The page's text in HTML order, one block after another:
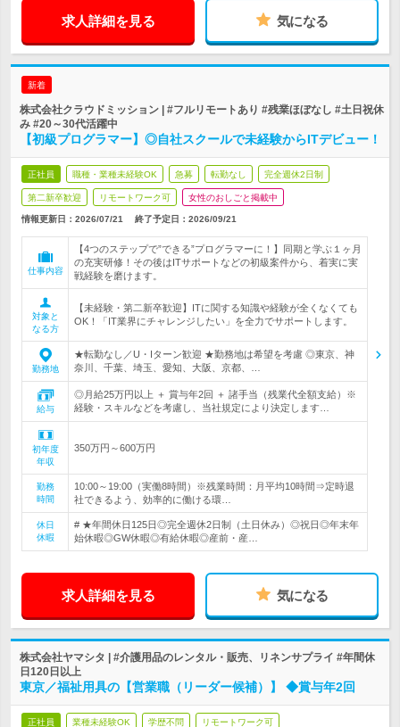
求人詳細を見る 気になる
新着
株式会社クラウドミッション | #フルリモートあり #残業ほぼなし #土日祝休
み #20～30代活躍中
【初級プログラマー】◎自社スクールで未経験からITデビュー！
正社員 職種・業種未経験OK 急募 転勤なし 完全週休2日制
第二新卒歓迎 リモートワーク可 女性のおしごと掲載中
情報更新日：2026/07/21 終了予定日： 2026/09/21
仕事内容
【4つのステップで”できる”プログラマーに！】同期と学ぶ１ヶ月
の充実研修！その後はITサポートなどの初級案件から、着実に実
戦経験を磨けます。
対象と
なる方
【未経験・第二新卒歓迎】ITに関する知識や経験が全くなくても
OK！「IT業界にチャレンジしたい」を全力でサポートします。
勤務地
★転勤なし／U・Iターン歓迎 ★勤務地は希望を考慮 ◎東京、神
奈川、千葉、埼玉、愛知、大阪、京都、…
給与
◎月給25万円以上 ＋ 賞与年2回 ＋ 諸手当（残業代全額支給）※
経験・スキルなどを考慮し、当社規定により決定します…
初年度
年収
350万円～600万円
勤務
時間
10:00～19:00（実働8時間）※残業時間：月平均10時間⇒定時退
社できるよう、効率的に働ける環…
休日
休暇
# ★年間休日125日◎完全週休2日制（土日休み）◎祝日◎年末年
始休暇◎GW休暇◎有給休暇◎産前・産…
求人詳細を見る 気になる
株式会社ヤマシタ | #介護用品のレンタル・販売、リネンサプライ #年間休
日120日以上
東京／福祉用具の【営業職（リーダー候補）】 ◆賞与年2回
正社員 業種未経験OK 学歴不問 リモートワーク可